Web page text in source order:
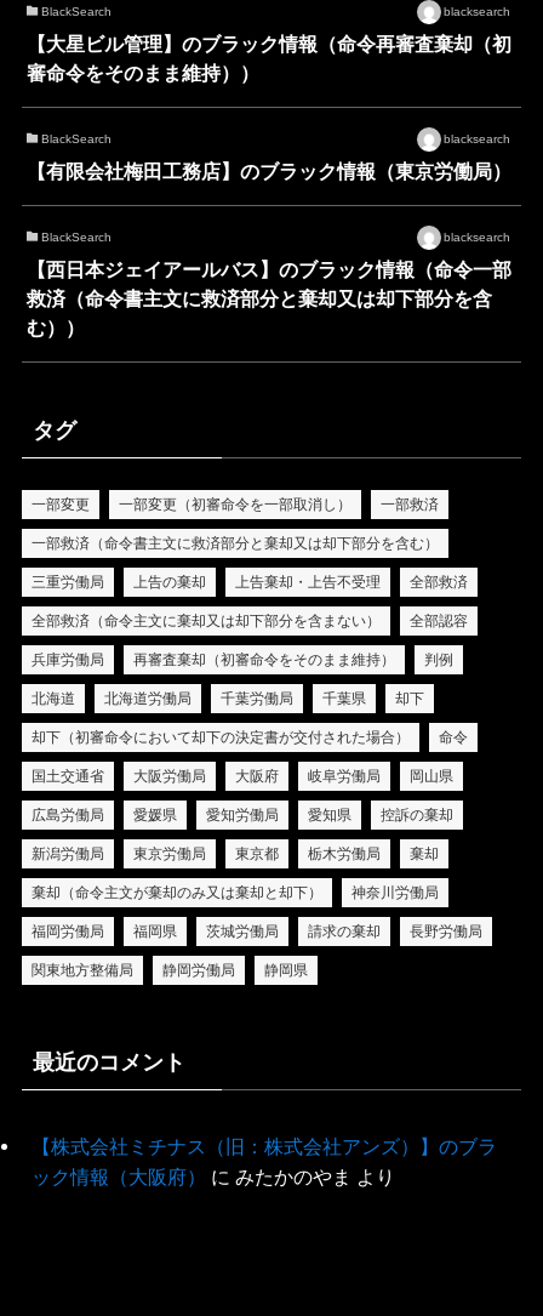
BlackSearch blacksearch
【大星ビル管理】のブラック情報（命令再審査棄却（初
審命令をそのまま維持））
BlackSearch blacksearch
【有限会社梅田工務店】のブラック情報（東京労働局）
BlackSearch blacksearch
【西日本ジェイアールバス】のブラック情報（命令一部
救済（命令書主文に救済部分と棄却又は却下部分を含
む））
タグ
一部変更 一部変更（初審命令を一部取消し） 一部救済
一部救済（命令書主文に救済部分と棄却又は却下部分を含む）
三重労働局 上告の棄却 上告棄却・上告不受理 全部救済
全部救済（命令主文に棄却又は却下部分を含まない） 全部認容
兵庫労働局 再審査棄却（初審命令をそのまま維持） 判例
北海道 北海道労働局 千葉労働局 千葉県 却下
却下（初審命令において却下の決定書が交付された場合） 命令
国土交通省 大阪労働局 大阪府 岐阜労働局 岡山県
広島労働局 愛媛県 愛知労働局 愛知県 控訴の棄却
新潟労働局 東京労働局 東京都 栃木労働局 棄却
棄却（命令主文が棄却のみ又は棄却と却下） 神奈川労働局
福岡労働局 福岡県 茨城労働局 請求の棄却 長野労働局
関東地方整備局 静岡労働局 静岡県
最近のコメント
【株式会社ミチナス（旧：株式会社アンズ）】のブラ
ック情報（大阪府）
に みたかのやま より